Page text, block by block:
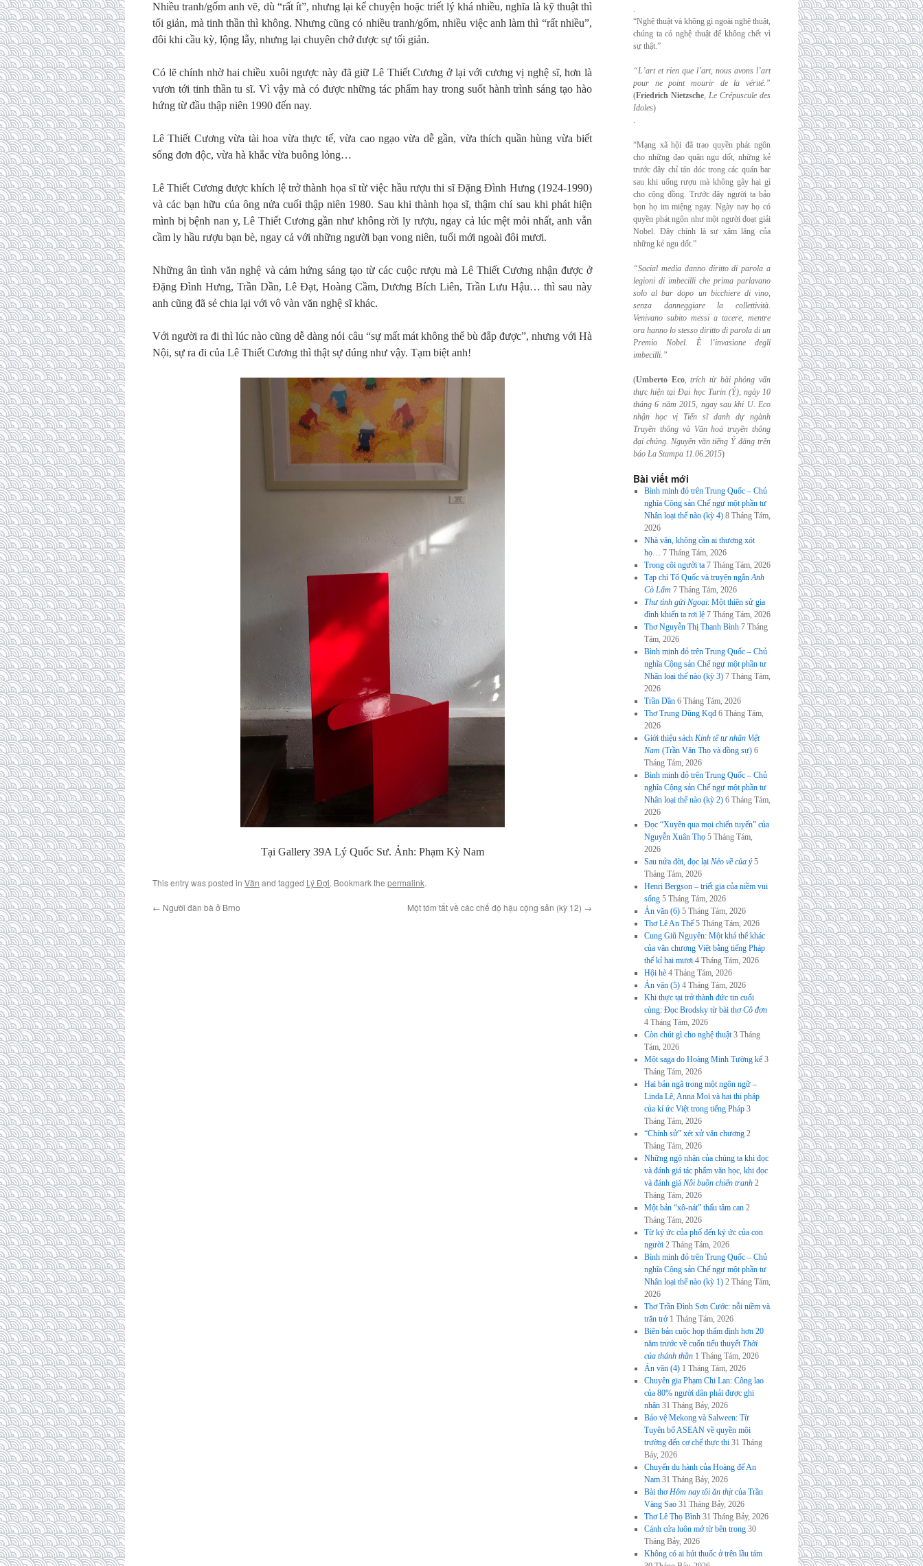
Nhiều tranh/gốm anh vẽ, dù “rất ít”, nhưng lại kể chuyện hoặc triết lý khá nhiều, nghĩa là kỹ thuật thì
tối giản, mà tinh thần thì không. Nhưng cũng có nhiều tranh/gốm, nhiều việc anh làm thì “rất nhiều”,
đôi khi cầu kỳ, lộng lẫy, nhưng lại chuyên chở được sự tối giản.
Có lẽ chính nhờ hai chiều xuôi ngược này đã giữ Lê Thiết Cương ở lại với cương vị nghệ sĩ, hơn là
vươn tới tinh thần tu sĩ. Vì vậy mà có được những tác phẩm hay trong suốt hành trình sáng tạo hào
hứng từ đầu thập niên 1990 đến nay.
Lê Thiết Cương vừa tài hoa vừa thực tế, vừa cao ngạo vừa dễ gần, vừa thích quần hùng vừa biết
sống đơn độc, vừa hà khắc vừa buông lỏng…
Lê Thiết Cương được khích lệ trở thành họa sĩ từ việc hầu rượu thi sĩ Đặng Đình Hưng (1924-1990)
và các bạn hữu của ông nửa cuối thập niên 1980. Sau khi thành họa sĩ, thậm chí sau khi phát hiện
mình bị bệnh nan y, Lê Thiết Cương gần như không rời ly rượu, ngay cả lúc mệt mỏi nhất, anh vẫn
cầm ly hầu rượu bạn bè, ngay cả với những người bạn vong niên, tuổi mới ngoài đôi mươi.
Những ân tình văn nghệ và cảm hứng sáng tạo từ các cuộc rượu mà Lê Thiết Cương nhận được ở
Đặng Đình Hưng, Trần Dần, Lê Đạt, Hoàng Cầm, Dương Bích Liên, Trần Lưu Hậu… thì sau này
anh cũng đã sẻ chia lại với vô vàn văn nghệ sĩ khác.
Với người ra đi thì lúc nào cũng dễ dàng nói câu “sự mất mát không thể bù đắp được”, nhưng với Hà
Nội, sự ra đi của Lê Thiết Cương thì thật sự đúng như vậy. Tạm biệt anh!
Tại Gallery 39A Lý Quốc Sư. Ảnh: Phạm Kỳ Nam
This entry was posted in Văn and tagged Lý Đợi. Bookmark the permalink.
← Người đàn bà ở Brno Một tóm tắt về các chế độ hậu cộng sản (kỳ 12) →
.
“Nghệ thuật và không gì ngoài nghệ thuật,
chúng ta có nghệ thuật để không chết vì
sự thật.”
“L’art et rien que l’art, nous avons l’art
pour ne point mourir de la vérité.”
(Friedrich Nietzsche, Le Crépuscule des
Idoles)
.
“Mạng xã hội đã trao quyền phát ngôn
cho những đạo quân ngu dốt, những kẻ
trước đây chỉ tán dóc trong các quán bar
sau khi uống rượu mà không gây hại gì
cho cộng đồng. Trước đây người ta bảo
bọn họ im miệng ngay. Ngày nay họ có
quyền phát ngôn như một người đoạt giải
Nobel. Đây chính là sự xâm lăng của
những kẻ ngu dốt.”
“Social media danno diritto di parola a
legioni di imbecilli che prima parlavano
solo albar dopo un bicchiere di vino,
senza danneggiare la collettività.
Venivano subito messi a tacere, mentre
ora hanno lo stesso diritto di parola di un
Premio Nobel. È l’invasione degli
imbecilli.”
(Umberto Eco,trích từ bài phỏng vấn
thực hiện tại Đại học Turin (Ý), ngày 10
tháng 6 năm 2015, ngay sau khi U. Eco
nhận học vị Tiến sĩ danh dự ngành
Truyền thông và Văn hoá truyền thông
đại chúng. Nguyên văn tiếng Ý đăng trên
báo La Stampa 11.06.2015)
Bài viết mới
Bình minh đỏ trên Trung Quốc – Chủ
nghĩa Cộng sản Chế ngự một phần tư
Nhân loại thế nào (kỳ 4) 8 Tháng Tám,
2026
Nhà văn, không cần ai thương xót
họ… 7 Tháng Tám, 2026
Trong cõi người ta 7 Tháng Tám, 2026
Tạp chí Tổ Quốc và truyện ngắnAnh
Cò Lấm 7 Tháng Tám, 2026
Thư tình gửi Ngoại: Một thiên sử gia
đình khiến ta rơi lệ 7 Tháng Tám, 2026
Thơ Nguyễn Thị Thanh Bình 7 Tháng
Tám, 2026
Bình minh đỏ trên Trung Quốc – Chủ
nghĩa Cộng sản Chế ngự một phần tư
Nhân loại thế nào (kỳ 3) 7 Tháng Tám,
2026
Trần Dần 6 Tháng Tám, 2026
Thơ Trung Dũng Kqđ 6 Tháng Tám,
2026
Giới thiệu sách Kinh tế tư nhân Việt
Nam (Trần Văn Thọ và đồng sự) 6
Tháng Tám, 2026
Bình minh đỏ trên Trung Quốc – Chủ
nghĩa Cộng sản Chế ngự một phần tư
Nhân loại thế nào (kỳ 2) 6 Tháng Tám,
2026
Đọc “Xuyên qua mọi chiến tuyến” của
Nguyễn Xuân Thọ 5 Tháng Tám,
2026
Sau nửa đời, đọc lại Nẻo về của ý 5
Tháng Tám, 2026
Henri Bergson – triết gia của niềm vui
sống 5 Tháng Tám, 2026
Án văn (6) 5 Tháng Tám, 2026
Thơ Lê An Thế 5 Tháng Tám, 2026
Cung Giũ Nguyên: Một khả thể khác
của văn chương Việt bằng tiếng Pháp
thế kỉ hai mươi 4 Tháng Tám, 2026
Hội hè 4 Tháng Tám, 2026
Án văn (5) 4 Tháng Tám, 2026
Khi thực tại trở thành đức tin cuối
cùng: Đọc Brodsky từ bài thơCô đơn
4 Tháng Tám, 2026
Còn chút gì cho nghệ thuật 3 Tháng
Tám, 2026
Một saga do Hoàng Minh Tường kể 3
Tháng Tám, 2026
Hai bản ngã trong một ngôn ngữ –
Linda Lê, Anna Moï và hai thi pháp
của kí ức Việt trong tiếng Pháp 3
Tháng Tám, 2026
“Chính sử” xét xử văn chương 2
Tháng Tám, 2026
Những ngộ nhận của chúng ta khi đọc
và đánh giá tác phẩm văn học, khi đọc
và đánh giá Nỗi buồn chiến tranh 2
Tháng Tám, 2026
Một bản “xô-nát” thấu tâm can 2
Tháng Tám, 2026
Từ ký ức của phố đến ký ức của con
người 2 Tháng Tám, 2026
Bình minh đỏ trên Trung Quốc – Chủ
nghĩa Cộng sản Chế ngự một phần tư
Nhân loại thế nào (kỳ 1) 2 Tháng Tám,
2026
Thơ Trần Đình Sơn Cước: nỗi niềm và
trăn trở 1 Tháng Tám, 2026
Biên bản cuộc họp thẩm định hơn 20
năm trước về cuốn tiểu thuyếtThời
của thánh thần 1 Tháng Tám, 2026
Án văn (4) 1 Tháng Tám, 2026
Chuyên gia Phạm Chi Lan: Công lao
của 80% người dân phải được ghi
nhận 31 Tháng Bảy, 2026
Bảo vệ Mekong và Salween: Từ
Tuyên bố ASEAN về quyền môi
trường đến cơ chế thực thi 31 Tháng
Bảy, 2026
Chuyến du hành của Hoàng đế An
Nam 31 Tháng Bảy, 2026
Bài thơHôm nay tôi ăn thịtcủa Trần
Vàng Sao 31 Tháng Bảy, 2026
Thơ Lê Thọ Bình 31 Tháng Bảy, 2026
Cánh cửa luôn mở từ bên trong 30
Tháng Bảy, 2026
Không có ai hút thuốc ở trên lầu tám